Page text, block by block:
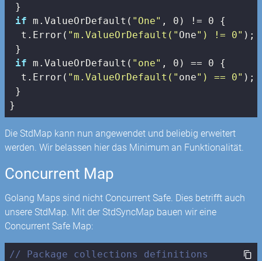
}
if m.ValueOrDefault( "One" , 0 ) != 0 {
  t.Error(
"m.ValueOrDefault(" One") != 0"
}
if m.ValueOrDefault( "one" , 0 ) == 0 {
  t.Error(
"m.ValueOrDefault(" one") == 0"
}
}
Die StdMap kann nun angewendet und beliebig erweitert
werden. Wir belassen hier das Minimum an Funktionalität.
Concurrent Map
Golang Maps sind nicht Concurrent Safe. Dies betrifft auch
unsere StdMap. Mit der StdSyncMap bauen wir eine
Concurrent Safe Map:
// Package collections definitions